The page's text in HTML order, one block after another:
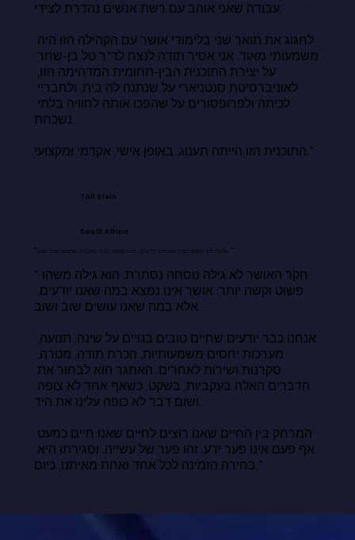
עבודה שאני אוהב עם רשת אנשים נהדרת לצידי.
משמעותי מאוד. אני אסיר תודה לנצח לד"ר טל בן-שחר
נשכחת.
התוכנית הזו הייתה תענוג, באופן אישי, אקדמי ומקצועי."
Tali Stein
South Africa
"אושר לא נמצא במה שאנחנו יודעים. הוא נמצא במה שאנחנו עושים שוב ושוב."
"חקר האושר לא גילה נוסחה נסתרת. הוא גילה משהו
אלא במה שאנו עושים שוב ושוב.
ושום דבר לא כופה עלינו את היד.
בחירה הזמינה לכל אחד ואחת מאיתנו, כיום."